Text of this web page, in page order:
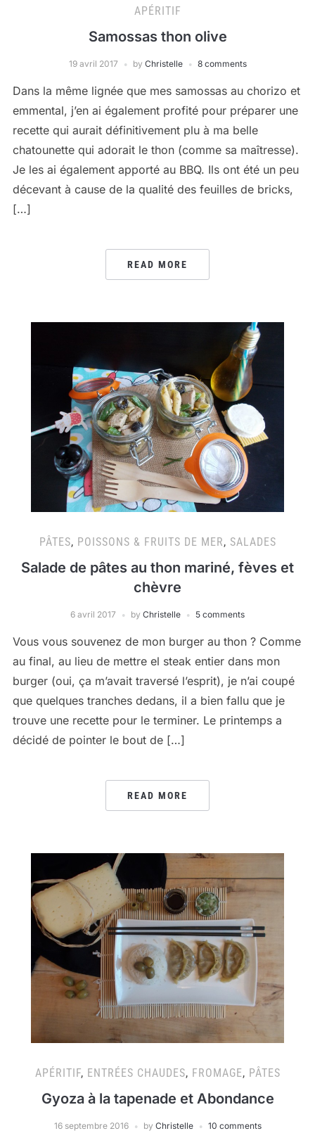
APÉRITIF
Samossas thon olive
19 avril 2017 by Christelle 8 comments
Dans la même lignée que mes samossas au chorizo et
emmental, j’en ai également profité pour préparer une
recette qui aurait définitivement plu à ma belle
chatounette qui adorait le thon (comme sa maîtresse).
Je les ai également apporté au BBQ. Ils ont été un peu
décevant à cause de la qualité des feuilles de bricks,
[…]
READ MORE
PÂTES, POISSONS & FRUITS DE MER, SALADES
Salade de pâtes au thon mariné, fèves et
chèvre
6 avril 2017 by Christelle 5 comments
Vous vous souvenez de mon burger au thon ? Comme
au final, au lieu de mettre el steak entier dans mon
burger (oui, ça m’avait traversé l’esprit), je n’ai coupé
que quelques tranches dedans, il a bien fallu que je
trouve une recette pour le terminer. Le printemps a
décidé de pointer le bout de […]
READ MORE
APÉRITIF, ENTRÉES CHAUDES, FROMAGE, PÂTES
Gyoza à la tapenade et Abondance
16 septembre 2016 by Christelle 10 comments